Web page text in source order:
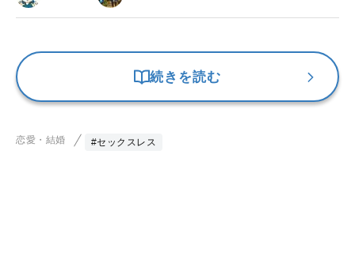
続きを読む
恋愛・結婚 #セックスレス